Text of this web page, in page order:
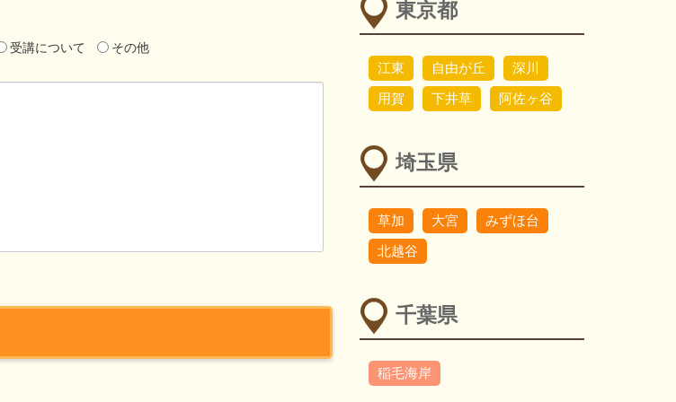
受講について その他
東京都
江東 自由が丘
深川
用賀
下井草 阿佐ヶ谷
埼玉県
草加 大宮
みずほ台
北越谷
千葉県
稲毛海岸